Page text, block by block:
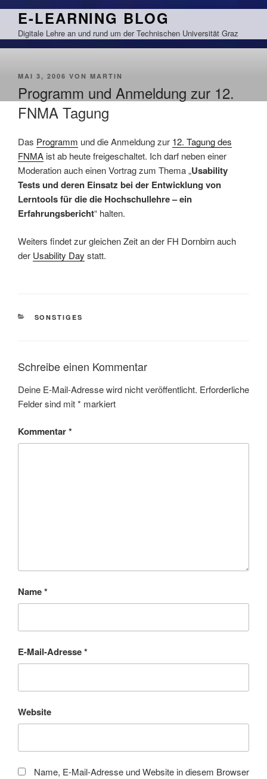
Zum
springen
E-LEARNING BLOG
Digitale Lehre an und rund um der Technischen Universität Graz
VERÖFFENTLICHT
MAI 3, 2006 VON MARTIN
Programm und Anmeldung zur 12.
FNMA Tagung
Das Programm und die Anmeldung zur 12. Tagung des
FNMA ist ab heute freigeschaltet. Ich darf neben einer
Moderation auch einen Vortrag zum Thema „Usability
Tests und deren Einsatz bei der Entwicklung von
Lerntools für die die Hochschullehre – ein
Erfahrungsbericht“ halten.
Weiters findet zur gleichen Zeit an der FH Dornbirn auch
der Usability Day statt.
KATEGORIEN
SONSTIGES
Schreibe einen Kommentar
Deine E-Mail-Adresse wird nicht veröffentlicht. Erforderliche
Felder sind mit* markiert
Kommentar*
Name*
E-Mail-Adresse*
Website
Name, E-Mail-Adresse und Website in diesem Browser